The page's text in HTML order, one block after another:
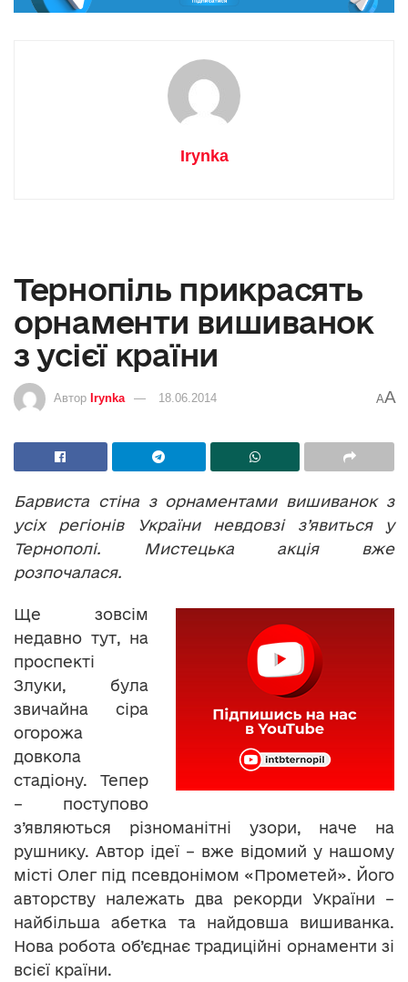
Irynka
Тернопіль прикрасять
орнаменти вишиванок
з усієї країни
Автор Irynka 18.06.2014 AA
Барвиста стіна з орнаментами вишиванок з
усіх регіонів України невдовзі з’явиться у
Тернополі. Мистецька акція вже
розпочалася.
Ще зовсім
недавно тут, на
проспекті
Злуки, була
звичайна сіра
огорожа
довкола
стадіону. Тепер
– поступово
з’являються різноманітні узори, наче на
рушнику. Автор ідеї – вже відомий у нашому
місті Олег під псевдонімом «Прометей». Його
авторству належать два рекорди України –
найбільша абетка та найдовша вишиванка.
Нова робота об’єднає традиційні орнаменти зі
всієї країни.